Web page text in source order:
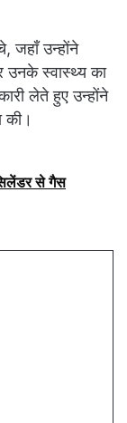
जहाँ उन्होंने
उनके स्वास्थ्य का
लेते हुए उन्होंने
की।
से गैस